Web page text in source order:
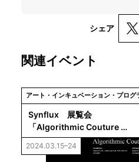
シェア
関連イベント
アート・インキュベーション・プログ
Synflux　展覧会
「Algorithmic Couture
Alliance ── デジタルとファ
ションをめぐる対話」
2024.03.15–24